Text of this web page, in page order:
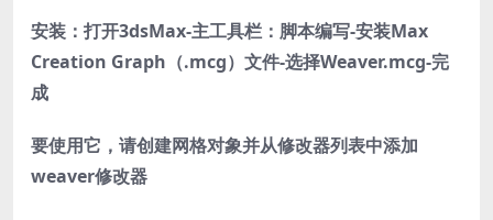
安装：打开3dsMax-主工具栏：脚本编写-安装Max
Creation Graph（.mcg）文件-选择Weaver.mcg-完
成
要使用它，请创建网格对象并从修改器列表中添加
weaver修改器